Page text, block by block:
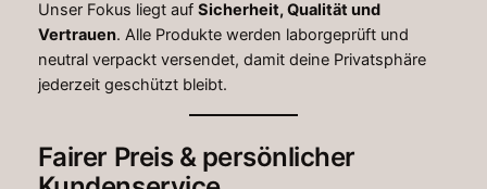
Unser Fokus liegt auf Sicherheit, Qualität und
Vertrauen. Alle Produkte werden laborgeprüft und
neutral verpackt versendet, damit deine Privatsphäre
jederzeit geschützt bleibt.
Fairer Preis & persönlicher